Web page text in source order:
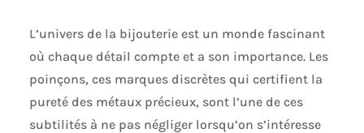
L’univers de la bijouterie est un monde fascinant
où chaque détail compte et a son importance. Les
poinçons, ces marques discrètes qui certifient la
pureté des métaux précieux, sont l’une de ces
subtilités à ne pas négliger lorsqu’on s’intéresse